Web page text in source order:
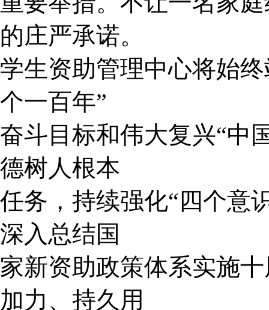
的庄严承诺。
学生资助管理中心将始
个一百年”
奋斗目标和伟大复兴“中
德树人根本
任务，持续强化“四个意
深入总结国
家新资助政策体系实施
加力、持久用